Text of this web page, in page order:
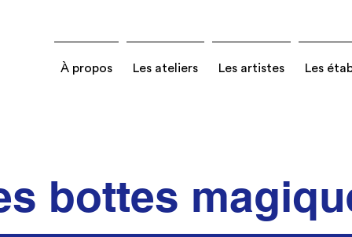
À propos Les ateliers Les artistes Les
bottes